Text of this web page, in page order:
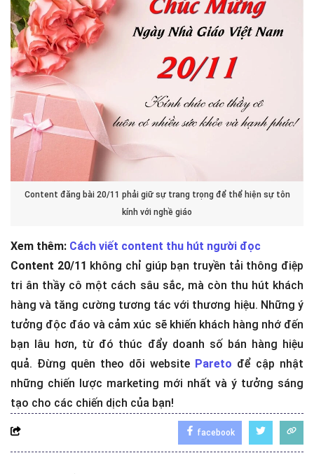
Content đăng bài 20/11 phải giữ sự trang trọng để thể hiện sự tôn
kính với nghề giáo
Xem thêm: Cách viết content thu hút người đọc
Content 20/11 không chỉ giúp bạn truyền tải thông điệp
tri ân thầy cô một cách sâu sắc, mà còn thu hút khách
hàng và tăng cường tương tác với thương hiệu. Những ý
tưởng độc đáo và cảm xúc sẽ khiến khách hàng nhớ đến
bạn lâu hơn, từ đó thúc đẩy doanh số bán hàng hiệu
quả. Đừng quên theo dõi website Pareto để cập nhật
những chiến lược marketing mới nhất và ý tưởng sáng
tạo cho các chiến dịch của bạn!
facebook